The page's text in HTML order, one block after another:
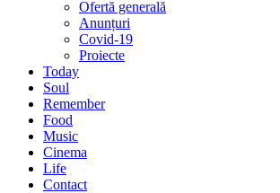
Ofertă generală
Anunțuri
Covid-19
Proiecte
Today
Soul
Remember
Food
Music
Cinema
Life
Contact